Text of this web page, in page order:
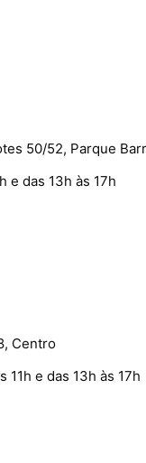
50/52, Parque
e das 13h às 17h
Centro
11h e das 13h às 17h